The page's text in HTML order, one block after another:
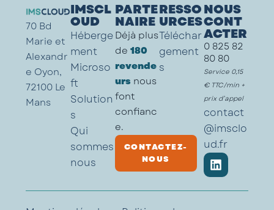
70 Bd
Marie et
Alexandr
e Oyon,
72100 Le
Mans
IMSCL
OUD
Héberge
ment
Microso
ft
Solution
s
Qui
sommes
nous
PARTE
NAIRE
Déjà plus
de 180
revende
urs nous
font
confianc
e.
CONTACTEZ-
NOUS
RESSO
URCES
Téléchar
gement
s
NOUS
CONT
ACTER
0 825 82
80 80
Service 0,15
€ TTC/min +
prix d’appel
contact
@imsclo
ud.fr